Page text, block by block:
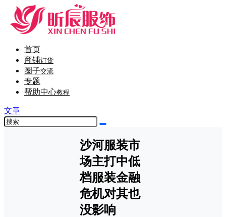
首页
商铺订货
圈子交流
专题
帮助中心教程
文章
沙河服装市
场主打中低
档服装金融
危机对其也
没影响